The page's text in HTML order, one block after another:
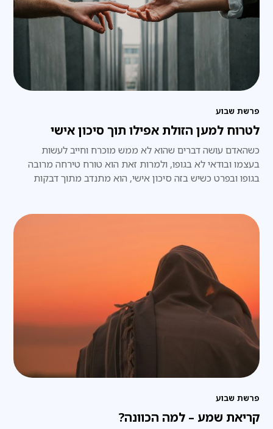
פרשת שבוע
לטרוח למען הזולת אפילו תוך סיכון אישי
כשהאדם עושה דברים שהוא לא ממש מוכרח וחייב לעשות
בעצמו ובודאי לא בגופו, ולמרות זאת הוא טורח טירחה מרובה
בגופו ובפרט כשיש בזה סיכון אישי, הוא מתנדב מתוך דבקות
פרשת שבוע
קריאת שמע – למה הכוונה?